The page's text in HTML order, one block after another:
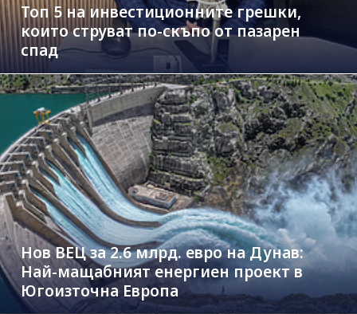
Топ 5 на инвестиционните грешки,
които струват по-скъпо от пазарен
спад
Нов ВЕЦ за 2.6 млрд. евро на Дунав:
Най-мащабният енергиен проект в
Югоизточна Европа